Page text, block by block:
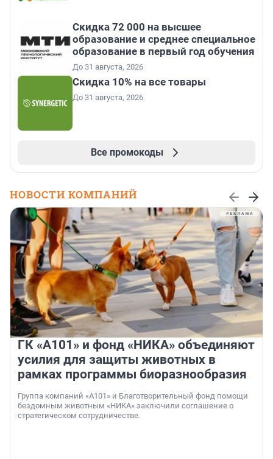
Скидка 72 000 на высшее
образование и среднее специальное
образование в первый год обучения
До 31 августа, 2026
Скидка 10% на все товары
До 31 августа, 2026
Все промокоды
НОВОСТИ КОМПАНИЙ
ГК «А101» и фонд «НИКА» объединяют
усилия для защиты животных в
рамках программы биоразнообразия
Группа компаний «А101» и Благотворительный фонд помощи
бездомным животным «НИКА» заключили соглашение о
стратегическом сотрудничестве.